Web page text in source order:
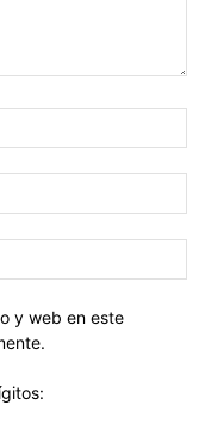
y web en este